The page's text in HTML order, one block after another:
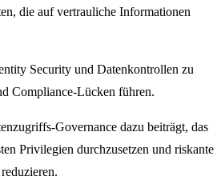
die auf vertrauliche Informationen
Security und Datenkontrollen zu
Compliance-Lücken führen.
Governance dazu beiträgt, das
Privilegien durchzusetzen und riskante